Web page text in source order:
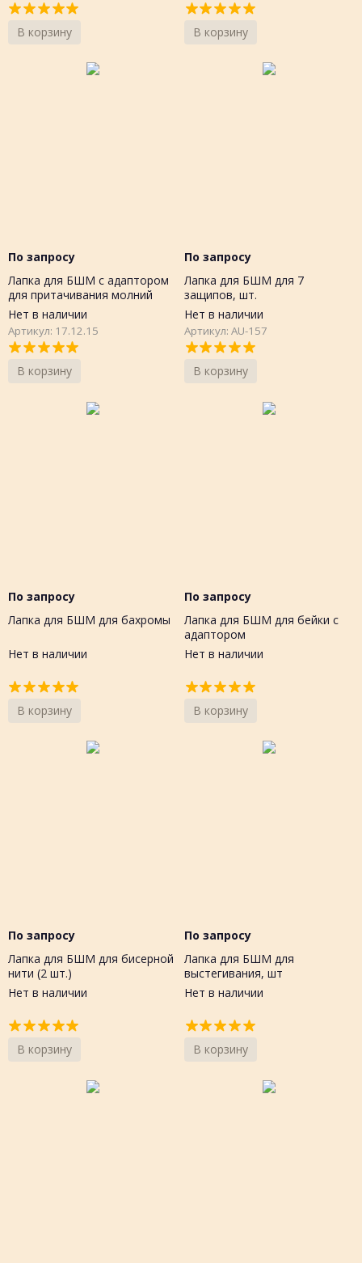
В корзину В корзину
По запросу
Лапка для БШМ с адаптором
для притачивания молний
Нет в наличии
Артикул: 17.12.15
В корзину
По запросу
Лапка для БШМ для 7
защипов, шт.
Нет в наличии
Артикул: AU-157
В корзину
По запросу
Лапка для БШМ для бахромы
Нет в наличии
В корзину
По запросу
Лапка для БШМ для бейки с
адаптором
Нет в наличии
В корзину
По запросу
Лапка для БШМ для бисерной
нити (2 шт.)
Нет в наличии
В корзину
По запросу
Лапка для БШМ для
выстегивания, шт
Нет в наличии
В корзину